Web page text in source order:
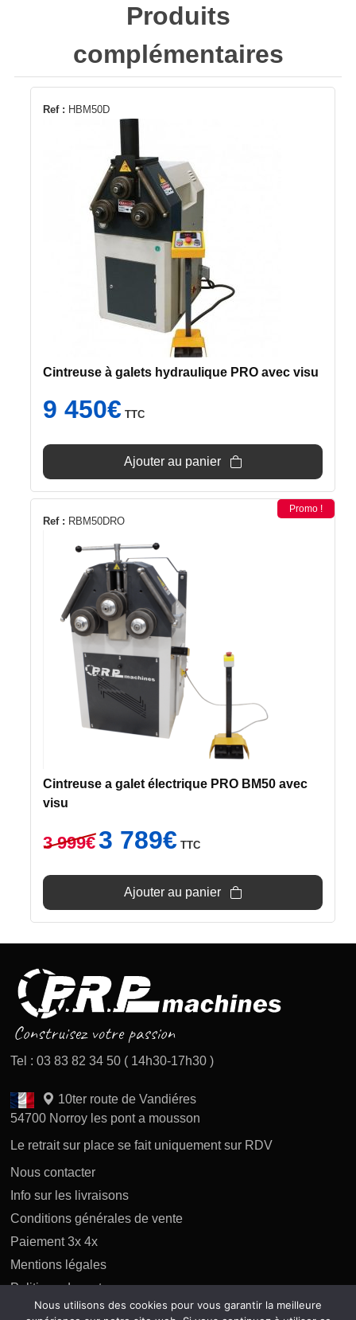
Produits
complémentaires
Ref : HBM50D
Cintreuse à galets hydraulique PRO avec visu
9 450€ TTC
Ajouter au panier
Ref : RBM50DRO
Promo !
Cintreuse a galet électrique PRO BM50 avec
visu
3 999€
Le
prix
était :
999€.
3 789€prix
est :
789€.
TTC
Ajouter au panier
Tel : 03 83 82 34 50 ( 14h30-17h30 )
10ter route de Vandiéres
54700 Norroy les pont a mousson
Le retrait sur place se fait uniquement sur RDV
Nous contacter
Info sur les livraisons
Conditions générales de vente
Paiement 3x 4x
Mentions légales
Politique des retours
Politique de confidentialité
Nous utilisons des cookies pour vous garantir la meilleure